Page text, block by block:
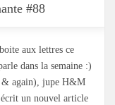
#88
aux lettres ce
dans la semaine :)
& again), jupe H&M
un nouvel article